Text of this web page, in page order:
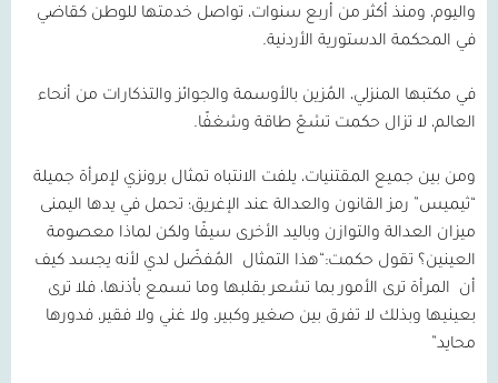
واليوم، ومنذ أكثر من أربع سنوات، تواصل خدمتها للوطن كقاضي
في المحكمة الدستورية الأردنية.
في مكتبها المنزلي، المُزين بالأوسمة والجوائز والتذكارات من أنحاء
العالم، لا تزال حكمت تشعّ طاقة وشغفًا.
ومن بين جميع المقتنيات، يلفت الانتباه تمثال برونزي لإمرأة جميلة
“ثيميس” رمز القانون والعدالة عند الإغريق؛ تحمل في يدها اليمنى
ميزان العدالة والتوازن وباليد الأخرى سيفًا ولكن لماذا معصومة
العينين؟ تقول حكمت:“هذا التمثال
المُفضّل لدي لأنه يجسد كيف
أن
المرأة ترى الأمور بما تشعر بقلبها وما تسمع بأذنها، فلا ترى
بعينيها وبذلك لا تفرق بين صغير وكبير، ولا غني ولا فقير، فدورها
محايد”